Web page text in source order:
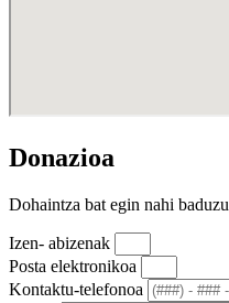
Donazioa
Dohaintza bat egin nahi
Izen- abizenak
Posta elektronikoa
Kontaktu-telefonoa